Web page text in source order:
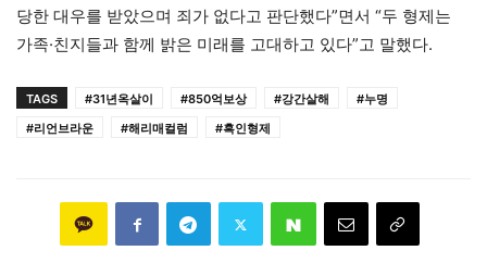
당한 대우를 받았으며 죄가 없다고 판단했다”면서 “두 형제는
가족·친지들과 함께 밝은 미래를 고대하고 있다”고 말했다.
TAGS #31년옥살이 #850억보상 #강간살해
#누명
#리언브라운
#해리매컬럼 #흑인형제